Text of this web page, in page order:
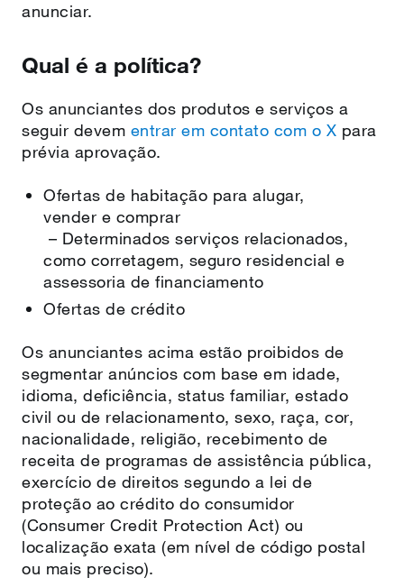
anunciar.
Qual é a política?
Os anunciantes dos produtos e serviços a
seguir devem entrar em contato com o X para
prévia aprovação.
Ofertas de habitação para alugar,
vender e comprar
– Determinados serviços relacionados,
como corretagem, seguro residencial e
assessoria de financiamento
Ofertas de crédito
Os anunciantes acima estão proibidos de
segmentar anúncios com base em idade,
idioma, deficiência, status familiar, estado
civil ou de relacionamento, sexo, raça, cor,
nacionalidade, religião, recebimento de
receita de programas de assistência pública,
exercício de direitos segundo a lei de
proteção ao crédito do consumidor
(Consumer Credit Protection Act) ou
localização exata (em nível de código postal
ou mais preciso).